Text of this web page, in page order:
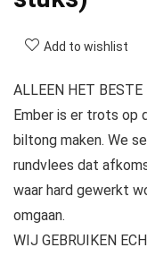
Add to wishlist
ALLEEN HET BESTE
Ember is er trots op
biltong maken. We
rundvlees dat
waar hard gewerkt
omgaan.
WIJ GEBRUIKEN